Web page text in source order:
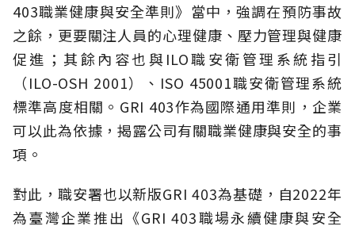
403職業健康與安全準則》當中，強調在預防事故
之餘，更要關注人員的心理健康、壓力管理與健康
促進；其餘內容也與ILO職安衛管理系統指引
（ILO-OSH 2001）、ISO 45001職安衛管理系統
標準高度相關。GRI 403作為國際通用準則，企業
可以此為依據，揭露公司有關職業健康與安全的事
項。
對此，職安署也以新版GRI 403為基礎，自2022年
為臺灣企業推出《GRI 403職場永續健康與安全